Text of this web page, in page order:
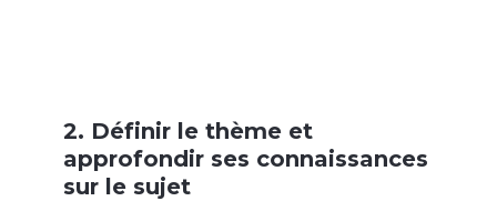
2. Définir le thème et
approfondir ses connaissances
sur le sujet